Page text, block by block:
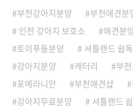
부천강아지분양 부천애견분
인천 강아지 보호소
애견분
토이푸들분양
셔틀랜드 쉽
강아지분양
캐터리 부
포메라니안
부천애견샵
강아지무료분양
셔틀랜드